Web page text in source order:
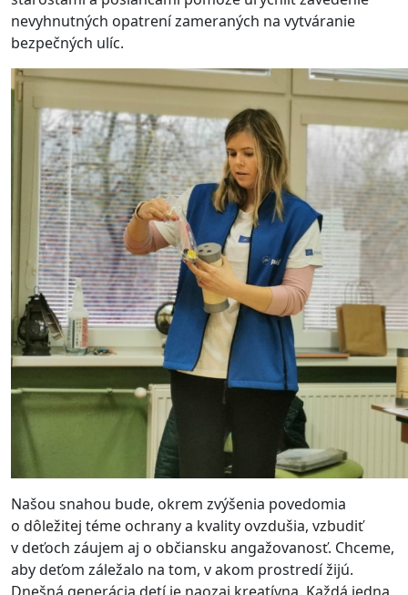
nevyhnutných opatrení zameraných na vytváranie
bezpečných ulíc.
Našou snahou bude, okrem zvýšenia povedomia
o dôležitej téme ochrany a kvality ovzdušia, vzbudiť
v deťoch záujem aj o občiansku angažovanosť. Chceme,
aby deťom záležalo na tom, v akom prostredí žijú.